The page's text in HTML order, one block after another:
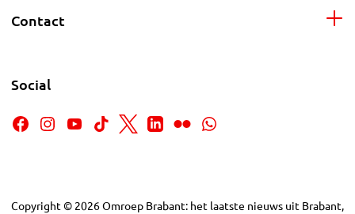
Contact
Social
Copyright © 2026Omroep Brabant: het laatste nieuws uit Brabant,